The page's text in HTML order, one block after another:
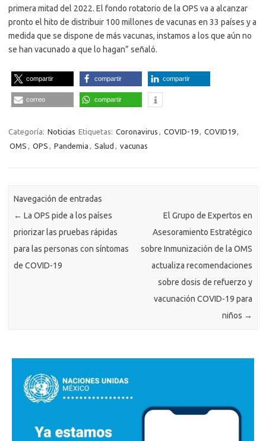
primera mitad del 2022. El fondo rotatorio de la OPS va a alcanzar
pronto el hito de distribuir 100 millones de vacunas en 33 países y a
medida que se dispone de más vacunas, instamos a los que aún no
se han vacunado a que lo hagan” señaló.
compartir compartir compartir
correo compartir
Categoría: Noticias Etiquetas: Coronavirus , COVID-19, COVID19,
OMS , OPS , Pandemia , Salud , vacunas
Navegación de entradas
← La OPS pide a los países
priorizar las pruebas rápidas
para las personas con síntomas
de COVID-19
El Grupo de Expertos en
Asesoramiento Estratégico
sobre Inmunización de la OMS
actualiza recomendaciones
sobre dosis de refuerzo y
vacunación COVID-19 para
niños →